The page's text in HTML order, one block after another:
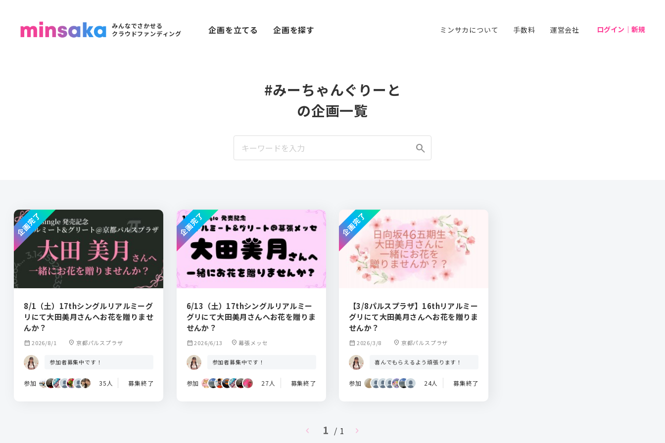
みんなでさかせる
クラウドファンディング
企画を立てる 企画を探す ミンサカについて 手数料 運営会社 ログイン｜新規
#みーちゃんぐりーと
の企画一覧
search
8/1（土）17thシングルリアルミーグ
リにて大田美月さんへお花を贈りませ
んか？
calendar_month 2026/8/1 location_on 京都パルスプラザ
参加者募集中です！
参加 35人 募集終了
企画完了
6/13（土）17thシングルリアルミー
グリにて大田美月さんへお花を贈りま
せんか？
calendar_month2026/6/13 location_on 幕張メッセ
参加者募集中です！
参加 27人 募集終了
企画完了
【3/8パルスプラザ】16thリアルミー
グリにて大田美月さんへお花を贈りま
せんか？
calendar_month 2026/3/8 location_on 京都パルスプラザ
喜んでもらえるよう頑張ります！
参加 24人 募集終了
企画完了
chevron_left 1 / 1 chevron_right